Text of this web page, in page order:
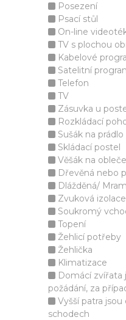
Posezení
Psací stůl
On-line
TV s plochou
Kabelové
Satelitní
Telefon
TV
Zásuvka u
Rozkládací
Sušák na prádlo
Skládací postel
Věšák na
Dřevěná nebo
Dlážděná/
Zvuková izolace
Soukromý
Topení
Žehlicí potřeby
Žehlička
Klimatizace
Domácí zvířata
požádání, za
Vyšší patra
schodech